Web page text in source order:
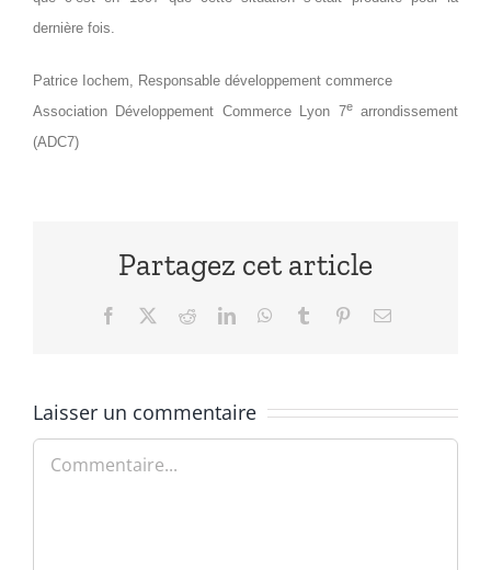
dernière fois.
Patrice Iochem, Responsable développement commerce
Association Développement Commerce Lyon 7earrondissement
(ADC7)
Partagez cet article
Facebook RedditLinkedInWhatsApp
Tumblr PinterestEmail
Laisser un commentaire
Commentaire